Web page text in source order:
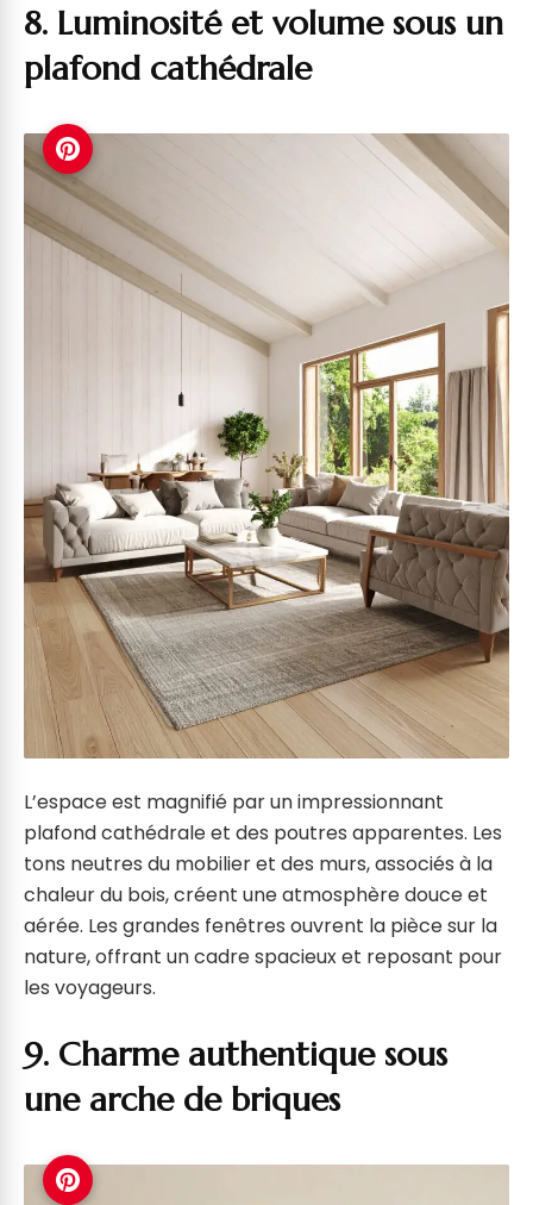
8. Luminosité et volume sous un
plafond cathédrale
L’espace est magnifié par un impressionnant
plafond cathédrale et des poutres apparentes. Les
tons neutres du mobilier et des murs, associés à la
chaleur du bois, créent une atmosphère douce et
aérée. Les grandes fenêtres ouvrent la pièce sur la
nature, offrant un cadre spacieux et reposant pour
les voyageurs.
9. Charme authentique sous
une arche de briques